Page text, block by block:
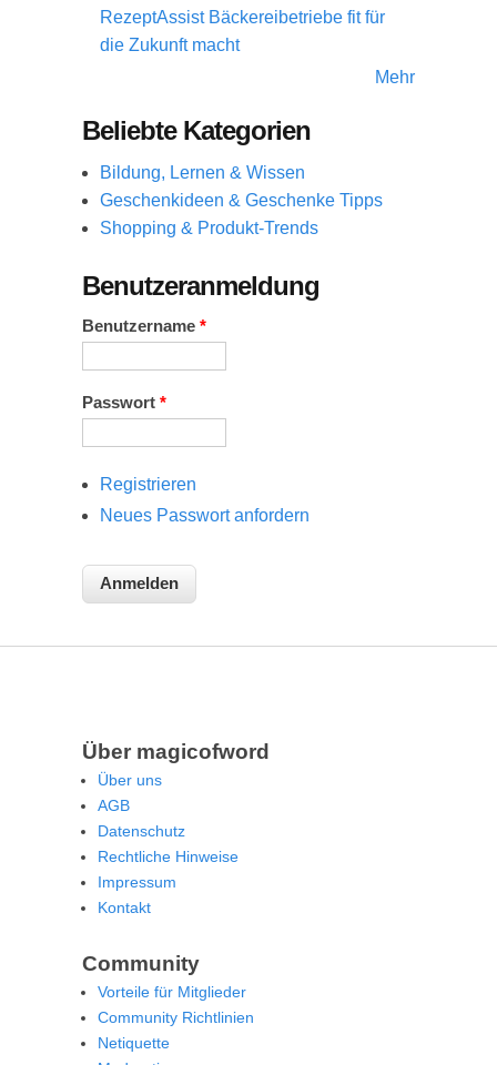
RezeptAssist Bäckereibetriebe fit für
die Zukunft macht
Mehr
Beliebte Kategorien
Bildung, Lernen & Wissen
Geschenkideen & Geschenke Tipps
Shopping & Produkt-Trends
Benutzeranmeldung
Benutzername *
Passwort *
Registrieren
Neues Passwort anfordern
Über magicofword
Über uns
AGB
Datenschutz
Rechtliche Hinweise
Impressum
Kontakt
Community
Vorteile für Mitglieder
Community Richtlinien
Netiquette